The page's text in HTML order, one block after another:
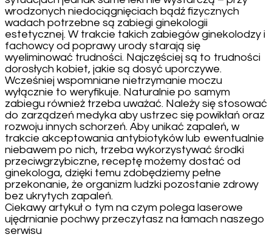
wrodzonych niedociągnięciach bądź fizycznych
wadach potrzebne są zabiegi ginekologii
estetycznej. W trakcie takich zabiegów ginekolodzy i
fachowcy od poprawy urody starają się
wyeliminować trudności. Najczęściej są to trudności
dorosłych kobiet, jakie są dosyć uporczywe.
Wcześniej wspomniane nietrzymanie moczu
wyłącznie to weryfikuje. Naturalnie po samym
zabiegu również trzeba uważać. Należy się stosować
do zarządzeń medyka aby ustrzec się powikłań oraz
rozwoju innych schorzeń. Aby unikać zapaleń, w
trakcie akceptowania antybiotyków lub ewentualnie
niebawem po nich, trzeba wykorzystywać środki
przeciwgrzybiczne, receptę możemy dostać od
ginekologa, dzięki temu zdobędziemy pełne
przekonanie, że organizm ludzki pozostanie zdrowy
bez ukrytych zapaleń.
Ciekawy artykuł o tym na czym polega laserowe
ujędrnianie pochwy przeczytasz na łamach naszego
serwisu